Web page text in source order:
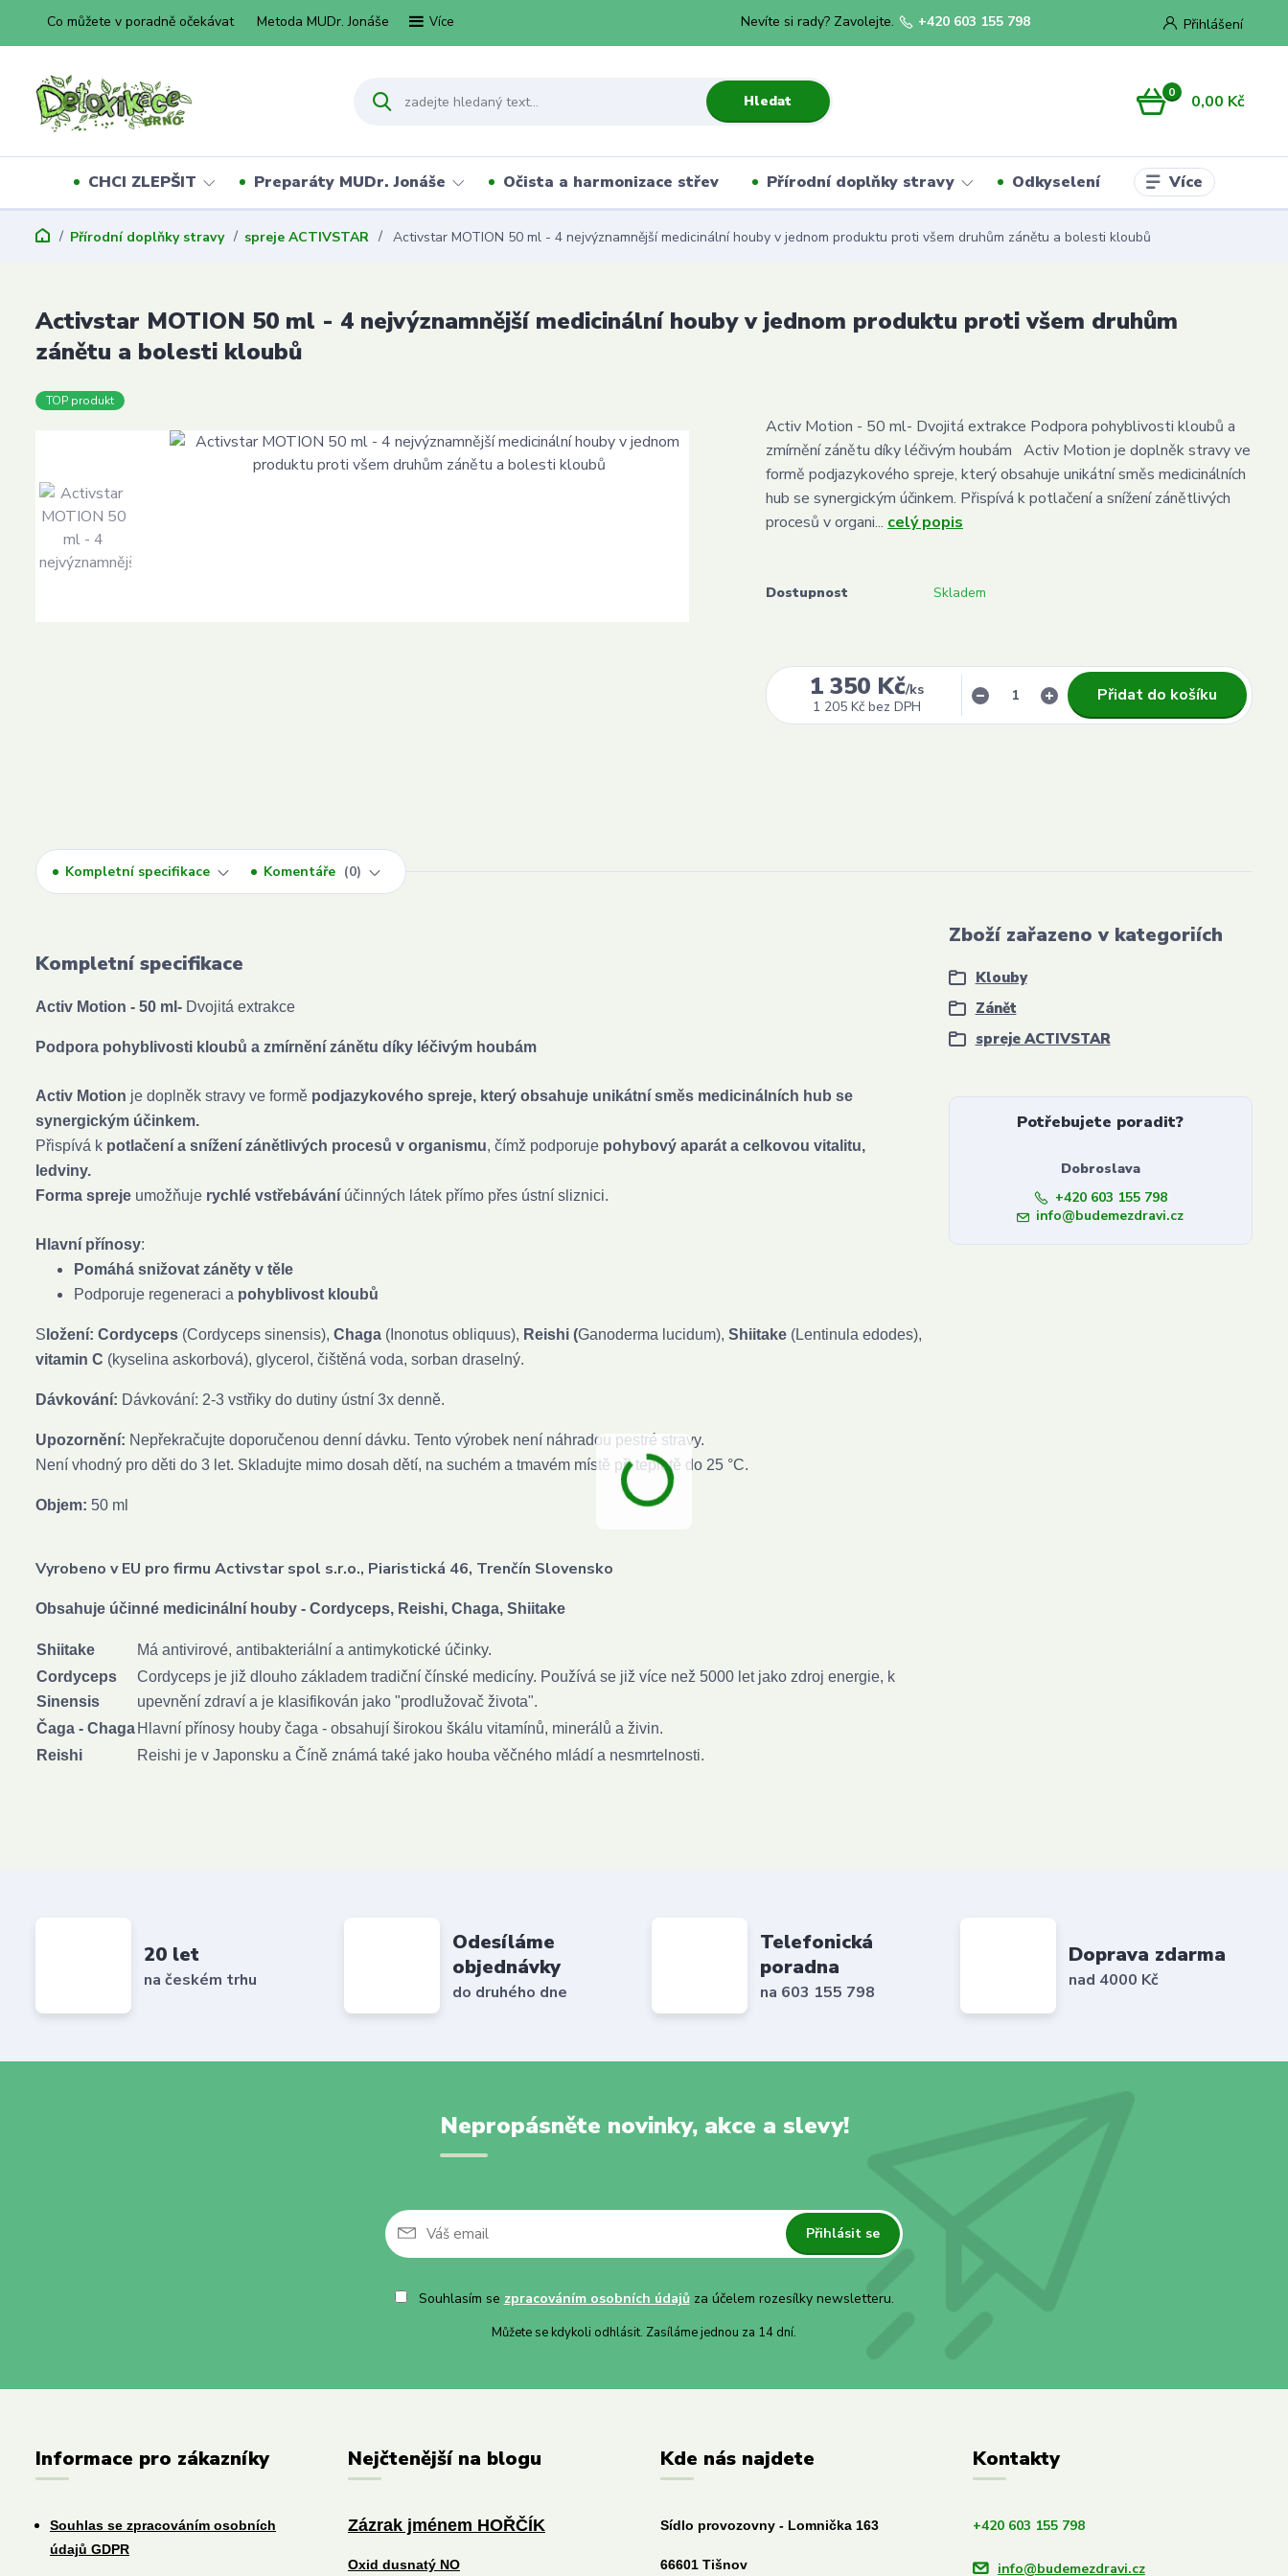
Co můžete v poradně očekávat Metoda MUDr. Jonáše Více Přihlášení
Hledat
Nevíte si rady? Zavolejte. +420 603 155 798
0 0,00 Kč
CHCI ZLEPŠIT Preparáty MUDr. Jonáše Očista a harmonizace střev Přírodní doplňky stravy Odkyselení Více
Přírodní doplňky stravy spreje ACTIVSTAR Activstar MOTION 50 ml - 4 nejvýznamnější medicinální houby v jednom produktu proti všem druhům zánětu a bolesti kloubů
Activstar MOTION 50 ml - 4 nejvýznamnější medicinální houby v jednom produktu proti všem druhům
zánětu a bolesti kloubů
TOP produkt
Activ Motion - 50 ml- Dvojitá extrakce Podpora pohyblivosti kloubů a
zmírnění zánětu díky léčivým houbám Activ Motion je doplněk stravy ve
formě podjazykového spreje, který obsahuje unikátní směs medicinálních
hub se synergickým účinkem. Přispívá k potlačení a snížení zánětlivých
procesů v organi... celý popis
Dostupnost Skladem
1 350 Kč/ks
1 205 Kč bez DPH
Přidat do košíku
Kompletní specifikace Komentáře 0
Kompletní specifikace
Activ Motion - 50 ml- Dvojitá extrakce
Podpora pohyblivosti kloubů a zmírnění zánětu díky léčivým houbám
Activ Motion je doplněk stravy ve formě podjazykového spreje, který obsahuje unikátní směs medicinálních hub se
synergickým účinkem.
Přispívá k potlačení a snížení zánětlivých procesů v organismu, čímž podporuje pohybový aparát a celkovou vitalitu,
ledviny.
Forma spreje umožňuje rychlé vstřebávání účinných látek přímo přes ústní sliznici.
Hlavní přínosy:
Pomáhá snižovat záněty v těle
Podporuje regeneraci a pohyblivost kloubů
S ložení: Cordyceps (Cordyceps sinensis), Chaga (Inonotus obliquus), Reishi (Ganoderma lucidum), Shiitake (Lentinula edodes),
vitamin C (kyselina askorbová), glycerol, čištěná voda, sorban draselný.
Dávkování: Dávkování: 2-3 vstřiky do dutiny ústní 3x denně.
Upozornění: Nepřekračujte doporučenou denní dávku. Tento výrobek není náhradou pestré stravy.
Není vhodný pro děti do 3 let. Skladujte mimo dosah dětí, na suchém a tmavém místě při teplotě do 25 °C.
Objem: 50 ml
Vyrobeno v EU pro firmu Activstar spol s.r.o., Piaristická 46, Trenčín Slovensko
Obsahuje účinné medicinální houby - Cordyceps, Reishi, Chaga, Shiitake
Shiitake
Má antivirové, antibakteriální a antimykotické účinky.
Cordyceps
Sinensis
Cordyceps je již dlouho základem tradiční čínské medicíny. Používá se již více než 5000 let jako zdroj energie, k
upevnění zdraví a je klasifikován jako "prodlužovač života".
Čaga - Chaga Hlavní přínosy houby čaga - obsahují širokou škálu vitamínů, minerálů a živin.
Reishi
Reishi je v Japonsku a Číně známá také jako houba věčného mládí a nesmrtelnosti.
Zboží zařazeno v kategoriích
Klouby
Zánět
spreje ACTIVSTAR
Potřebujete poradit?
Dobroslava
+420 603 155 798
info@budemezdravi.cz
20 let
na českém trhu
Odesíláme
objednávky
do druhého dne
Telefonická
poradna
na 603 155 798
Doprava zdarma
nad 4000 Kč
Nepropásněte novinky, akce a slevy!
Přihlásit se
Souhlasím se zpracováním osobních údajůza účelem rozesílky newsletteru.
Můžete se kdykoli odhlásit. Zasíláme jednou za 14 dní.
Informace pro zákazníky
Souhlas se zpracováním osobních
údajů GDPR
Nejčtenější na blogu
Zázrak jménem HOŘČÍK
Oxid dusnatý NO
Kde nás najdete
Sídlo provozovny - Lomnička 163
66601 Tišnov
Kontakty
+420 603 155 798
info@budemezdravi.cz